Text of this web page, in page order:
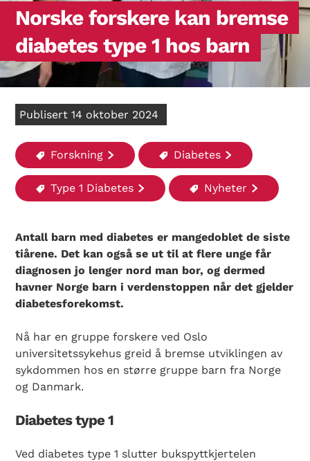
Norske forskere kan bremse
diabetes type 1 hos barn
Publisert 14 oktober 2024
Forskning Diabetes
Type 1 Diabetes Nyheter
Antall barn med diabetes er mangedoblet de siste
tiårene. Det kan også se ut til at flere unge får
diagnosen jo lenger nord man bor, og dermed
havner Norge barn i verdenstoppen når det gjelder
diabetesforekomst.
Nå har en gruppe forskere ved Oslo
universitetssykehus greid å bremse utviklingen av
sykdommen hos en større gruppe barn fra Norge
og Danmark.
Diabetes type 1
Ved diabetes type 1 slutter bukspyttkjertelen